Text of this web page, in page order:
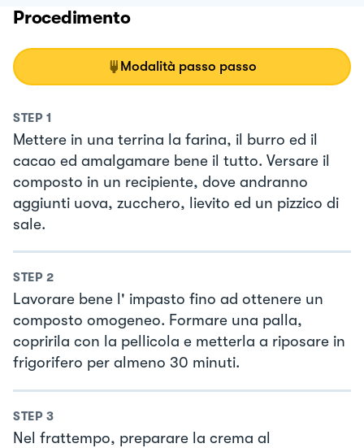
Procedimento
Modalità passo passo
STEP 1
Mettere in una terrina la farina, il burro ed il
cacao ed amalgamare bene il tutto. Versare il
composto in un recipiente, dove andranno
aggiunti uova, zucchero, lievito ed un pizzico di
sale.
STEP 2
Lavorare bene l' impasto fino ad ottenere un
composto omogeneo. Formare una palla,
copririla con la pellicola e metterla a riposare in
frigorifero per almeno 30 minuti.
STEP 3
Nel frattempo, preparare la crema al